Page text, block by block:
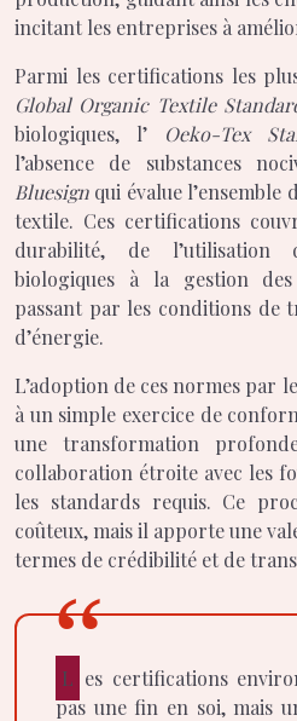
incitant les entreprises à
Parmi les certifications les
Global Organic Textile
biologiques, l’
Oeko-Tex
l’absence de substances
Bluesign qui évalue
textile. Ces certifications
durabilité, de l’utilisation
biologiques à la gestion
passant par les conditions de
d’énergie.
L’adoption de ces normes par
à un simple exercice de
une transformation
collaboration étroite avec les
les standards requis. Ce
coûteux, mais il apporte une
termes de crédibilité et de
Les certifications environnementales ne sont
pas une fin en soi, mais